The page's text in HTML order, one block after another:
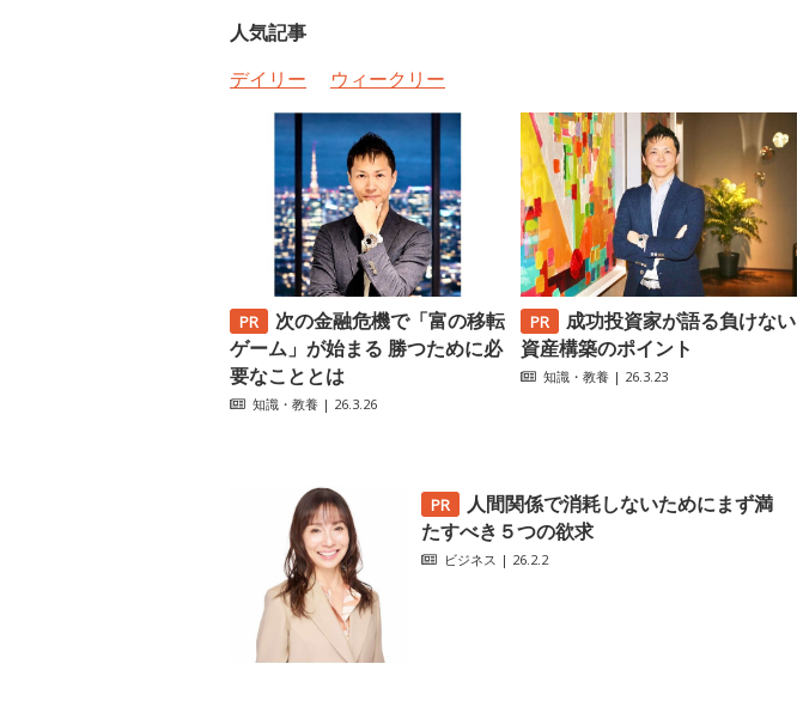
人気記事
デイリー
ウィークリー
次の金融危機で「富の移転
ゲーム」が始まる 勝つために必
要なこととは
知識・教養 | 26.3.26
成功投資家が語る負けない
資産構築のポイント
知識・教養 | 26.3.23
人間関係で消耗しないためにまず満
たすべき５つの欲求
ビジネス | 26.2.2